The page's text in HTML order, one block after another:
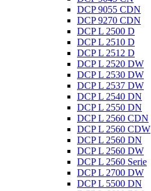
DCP 9055 CDN
DCP 9270 CDN
DCP L 2500 D
DCP L 2510 D
DCP L 2512 D
DCP L 2520 DW
DCP L 2530 DW
DCP L 2537 DW
DCP L 2540 DN
DCP L 2550 DN
DCP L 2560 CDN
DCP L 2560 CDW
DCP L 2560 DN
DCP L 2560 DW
DCP L 2560 Serie
DCP L 2700 DW
DCP L 5500 DN